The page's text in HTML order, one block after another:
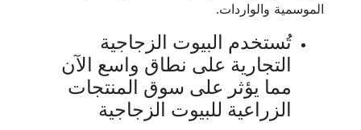
الموسمية والواردات.
تُستخدم البيوت الزجاجية
التجارية على نطاق واسع الآن
مما يؤثر على سوق المنتجات
الزراعية للبيوت الزجاجية